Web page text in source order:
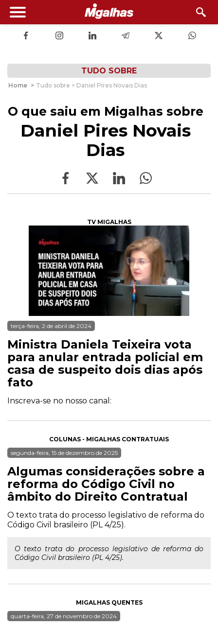
TUDO SOBRE
Home > Tudo sobre > Daniel Pires Novais Dias
O que saiu em Migalhas sobre
Daniel Pires Novais
Dias
TV MIGALHAS
terça-feira, 2 de abril de 2024
Ministra Daniela Teixeira vota
para anular entrada policial em
casa de suspeito dois dias após
fato
Inscreva-se no nosso canal:
COLUNAS - MIGALHAS CONTRATUAIS
segunda-feira, 15 de dezembro de 2025
Algumas considerações sobre a
reforma do Código Civil no
âmbito do Direito Contratual
O texto trata do processo legislativo de reforma do
Código Civil brasileiro (PL 4/25).
O texto trata do processo legislativo de reforma do
Código Civil brasileiro (PL 4/25).
MIGALHAS QUENTES
quarta-feira, 27 de novembro de 2024